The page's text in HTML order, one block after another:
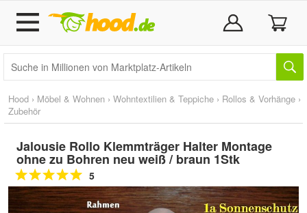
Hood › Möbel & Wohnen › Wohntextilien & Teppiche › Rollos & Vorhänge ›
Zubehör
Jalousie Rollo Klemmträger Halter Montage
ohne zu Bohren neu weiß / braun 1Stk
5